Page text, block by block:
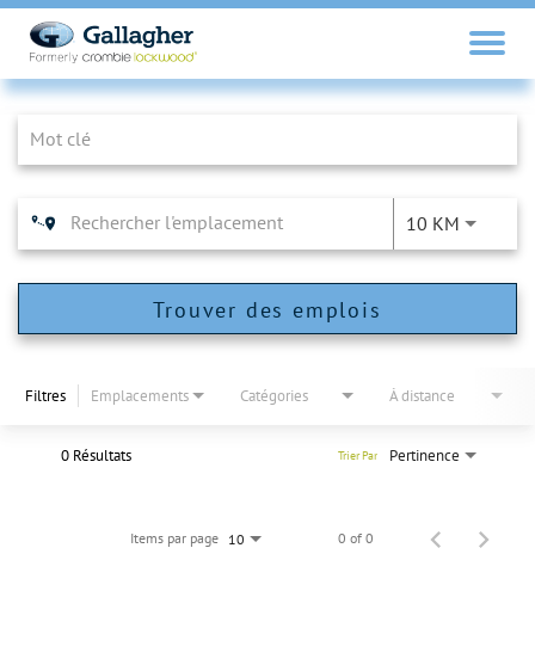
Job Search Page
10 KM
Trouver des emplois
Filtres Emplacements Catégories À distance
0 Résultats Pertinence
Trier Par
Items par page 10 0 of 0